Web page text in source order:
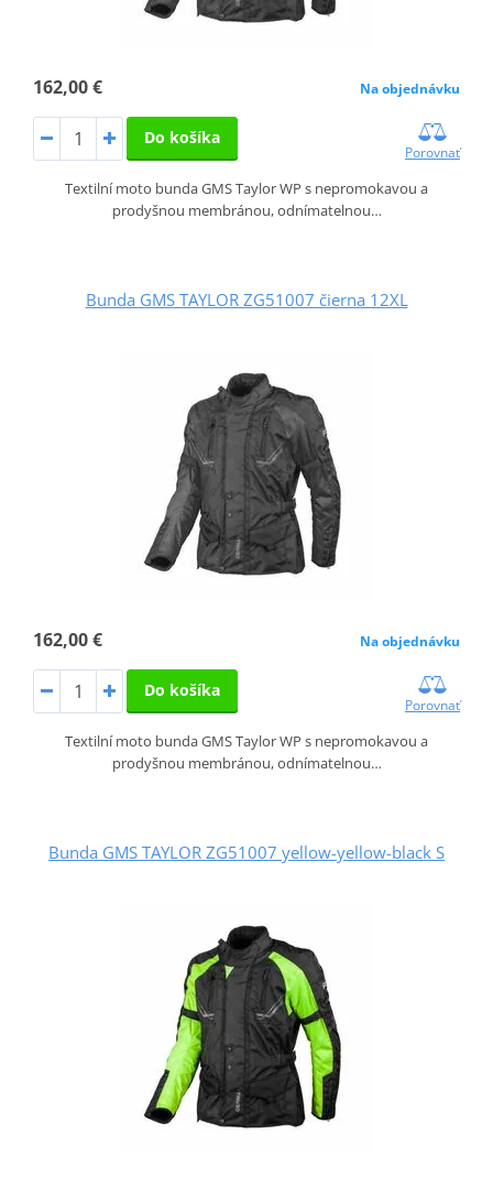
162,00 € Na objednávku
Do košíka
Porovnať
Textilní moto bunda GMS Taylor WP s nepromokavou a
prodyšnou membránou, odnímatelnou…
Bunda GMS TAYLOR ZG51007 čierna 12XL
162,00 € Na objednávku
Do košíka
Porovnať
Textilní moto bunda GMS Taylor WP s nepromokavou a
prodyšnou membránou, odnímatelnou…
Bunda GMS TAYLOR ZG51007 yellow-yellow-black S